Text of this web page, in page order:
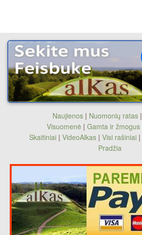
Naujienos| Nuomonių ratas|
Visuomenė | Gamta ir žmogus
Skaitiniai | VideoAlkas | Visi rašiniai |
Pradžia